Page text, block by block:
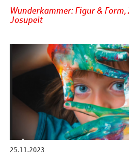
Wunderkammer: Figur &
Josupeit
25.11.2023